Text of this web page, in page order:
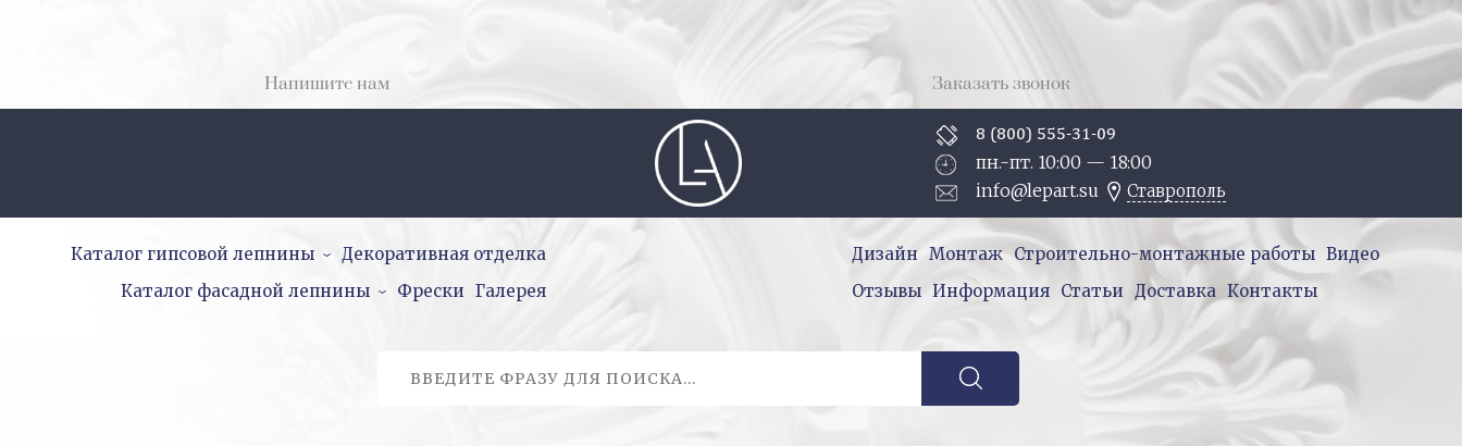
Напишите нам Заказать звонок
8 (800) 555-31-09
пн.-пт. 10:00 — 18:00
info@lepart.su
Ставрополь
Каталог гипсовой лепнины
Декоративная отделка
Каталог фасадной лепнины
Фрески Галерея
Дизайн Монтаж Строительно-монтажные работы Видео
Отзывы Информация Статьи Доставка Контакты